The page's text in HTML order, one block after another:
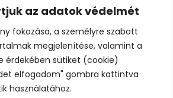
az adatok védelmét
fokozása, a személyre szabott
megjelenítése, valamint a
érdekében sütiket (cookie)
elfogadom" gombra kattintva
használatához.
kedves helyen önköltség